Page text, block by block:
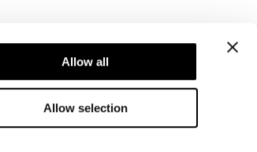
Allow all
Allow selection
Abonner på vores nyhedsbrev! Få eksklusive
vores seneste nyheder og meget mere.